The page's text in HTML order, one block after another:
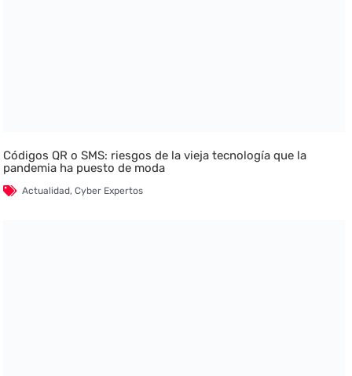
Códigos QR o SMS: riesgos de la vieja tecnología que la
pandemia ha puesto de moda
Actualidad,Cyber Expertos